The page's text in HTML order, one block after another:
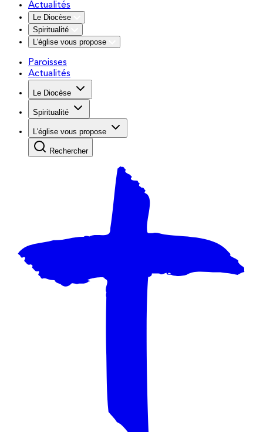
Actualités
Le Diocèse
Spiritualité
L'église vous propose
Paroisses
Actualités
Le Diocèse
Spiritualité
L'église vous propose
Rechercher